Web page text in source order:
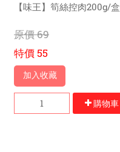
【味王】筍絲控肉200g/盒
原價69
特價55
加入收藏
購物車